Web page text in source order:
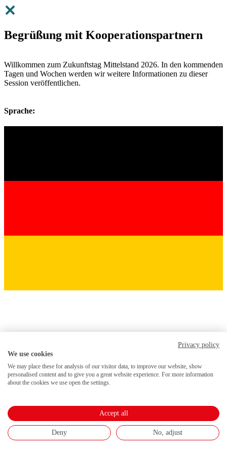
Begrüßung mit Kooperationspartnern
Willkommen zum Zukunftstag Mittelstand 2026. In den kommenden
Tagen und Wochen werden wir weitere Informationen zu dieser
Session veröffentlichen.
Sprache:
Privacy policy
We use cookies
We may place these for analysis of our visitor data, to improve our website, show
personalised content and to give you a great website experience. For more information
about the cookies we use open the settings.
Accept all
Deny No, adjust